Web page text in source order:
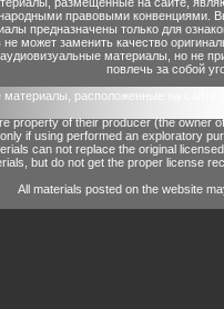
правовыми конвенциями.
предназначены только для
может заменить качество
материалы, но не
повлечь за собой
материалы, расположенные на сайте
property of their producer (the owner
if using performed an exploratory
can not replace the original
but do not get the proper license
All materials posted on the website